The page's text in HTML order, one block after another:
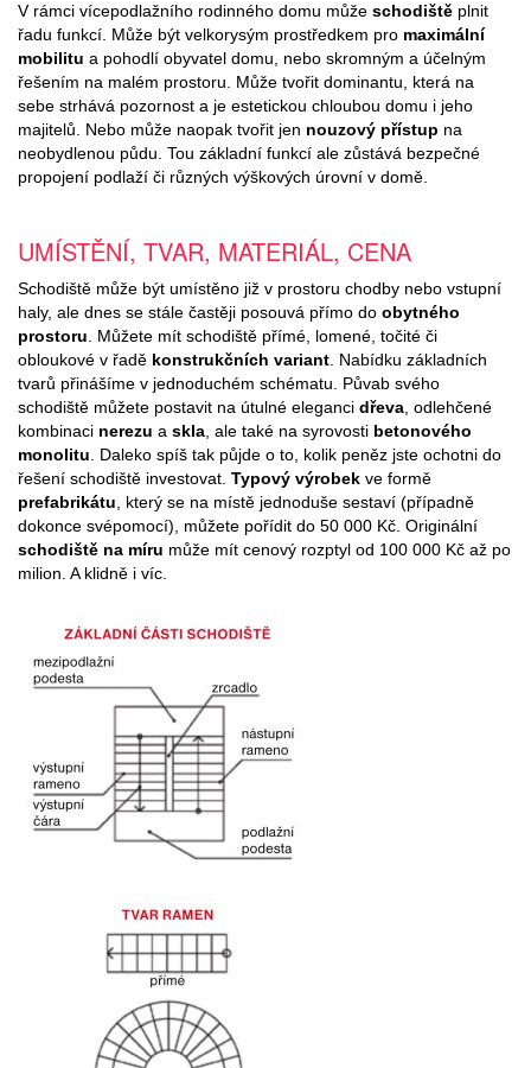
V rámci vícepodlažního rodinného domu může schodiště plnit
řadu funkcí. Může být velkorysým prostředkem pro maximální
mobilitu a pohodlí obyvatel domu, nebo skromným a účelným
řešením na malém prostoru. Může tvořit dominantu, která na
sebe strhává pozornost a je estetickou chloubou domu i jeho
majitelů. Nebo může naopak tvořit jen nouzový přístup na
neobydlenou půdu. Tou základní funkcí ale zůstává bezpečné
propojení podlaží či různých výškových úrovní v domě.
UMÍSTĚNÍ, TVAR, MATERIÁL, CENA
Schodiště může být umístěno již v prostoru chodby nebo vstupní
haly, ale dnes se stále častěji posouvá přímo do obytného
prostoru. Můžete mít schodiště přímé, lomené, točité či
obloukové v řadě konstrukčních variant. Nabídku základních
tvarů přinášíme v jednoduchém schématu. Půvab svého
schodiště můžete postavit na útulné eleganci dřeva, odlehčené
kombinaci nerezu a skla, ale také na syrovosti betonového
monolitu. Daleko spíš tak půjde o to, kolik peněz jste ochotni do
řešení schodiště investovat. Typový výrobek ve formě
prefabrikátu, který se na místě jednoduše sestaví (případně
dokonce svépomocí), můžete pořídit do 50 000 Kč. Originální
schodiště na míru může mít cenový rozptyl od 100 000 Kč až po
milion. A klidně i víc.